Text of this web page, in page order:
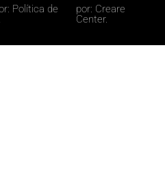
Política de
por: Creare
Center.